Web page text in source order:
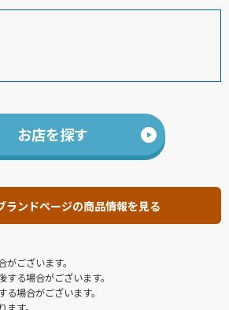
お店を探す
ンドページの商品情報を見る
ございます。
る場合がございます。
場合がございます。